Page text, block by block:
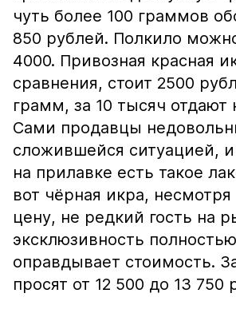
чуть более 100 граммов
850 рублей. Полкило
4000. Привозная красная
сравнения, стоит 2500
грамм, за 10 тысяч отдают
Сами продавцы
сложившейся ситуацией,
на прилавке есть такое
вот чёрная икра,
цену, не редкий гость на
эксклюзивность полностью
оправдывает стоимость.
просят от 12 500 до 13 750